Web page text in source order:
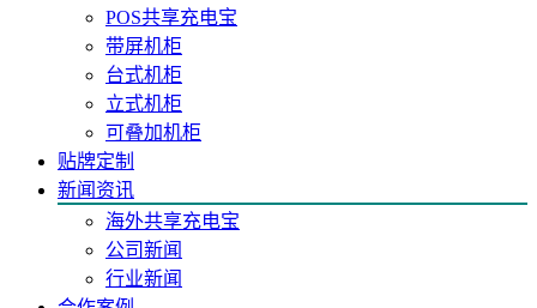
POS共享充电宝
带屏机柜
台式机柜
立式机柜
可叠加机柜
贴牌定制
新闻资讯
海外共享充电宝
公司新闻
行业新闻